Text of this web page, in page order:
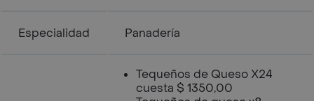
Especialidad Panadería
Tequeños de Queso X24
cuesta $ 1350,00